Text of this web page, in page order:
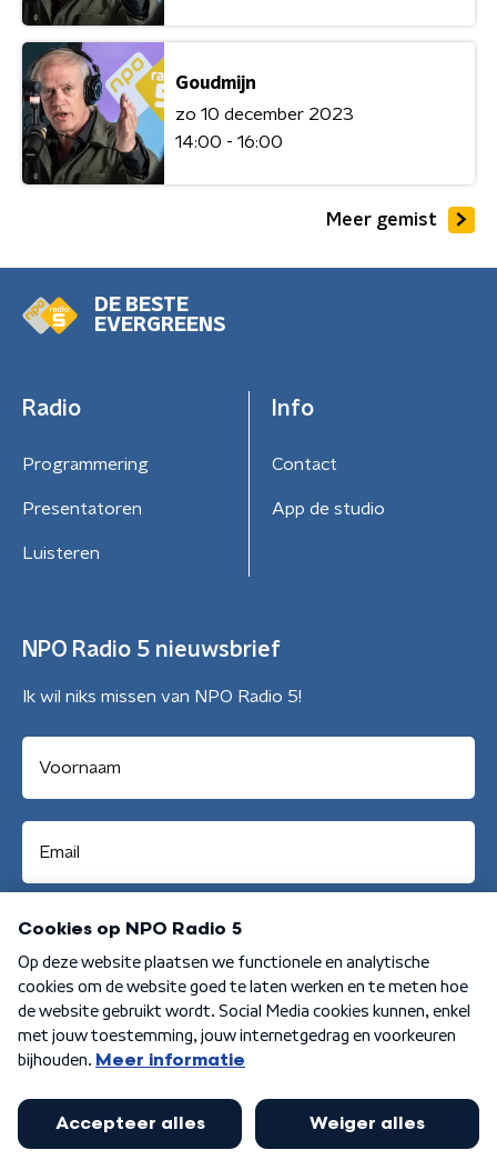
Goudmijn
zo 10 december 2023
14:00 - 16:00
Meer gemist
DE BESTE
EVERGREENS
Radio
Programmering
Presentatoren
Luisteren
Info
Contact
App de studio
NPO Radio 5 nieuwsbrief
Ik wil niks missen van NPO Radio 5!
Aanmelden
Algemene voorwaarden